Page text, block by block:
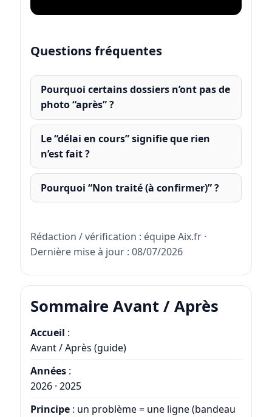
Questions fréquentes
Pourquoi certains dossiers n’ont pas de
photo “après” ?
Le “délai en cours” signifie que rien
n’est fait ?
Pourquoi “Non traité (à confirmer)” ?
Rédaction / vérification : équipe Aix.fr ·
Dernière mise à jour : 08/07/2026
Sommaire Avant / Après
Accueil :
Avant / Après (guide)
Années:
2026· 2025
Principe: un problème = une ligne (bandeau